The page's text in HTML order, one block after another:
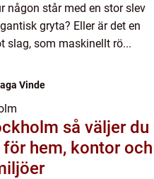
någon står med en stor slev
gryta? Eller är det en
slag, som maskinellt rö...
Vinde
väljer du
hem, kontor och